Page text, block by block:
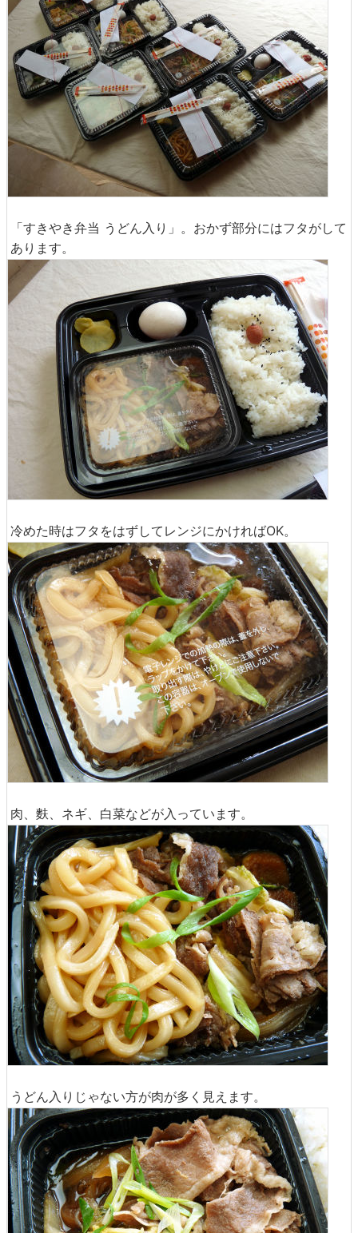
「すきやき弁当 うどん入り」。おかず部分にはフタがして
あります。
冷めた時はフタをはずしてレンジにかければOK。
肉、麩、ネギ、白菜などが入っています。
うどん入りじゃない方が肉が多く見えます。